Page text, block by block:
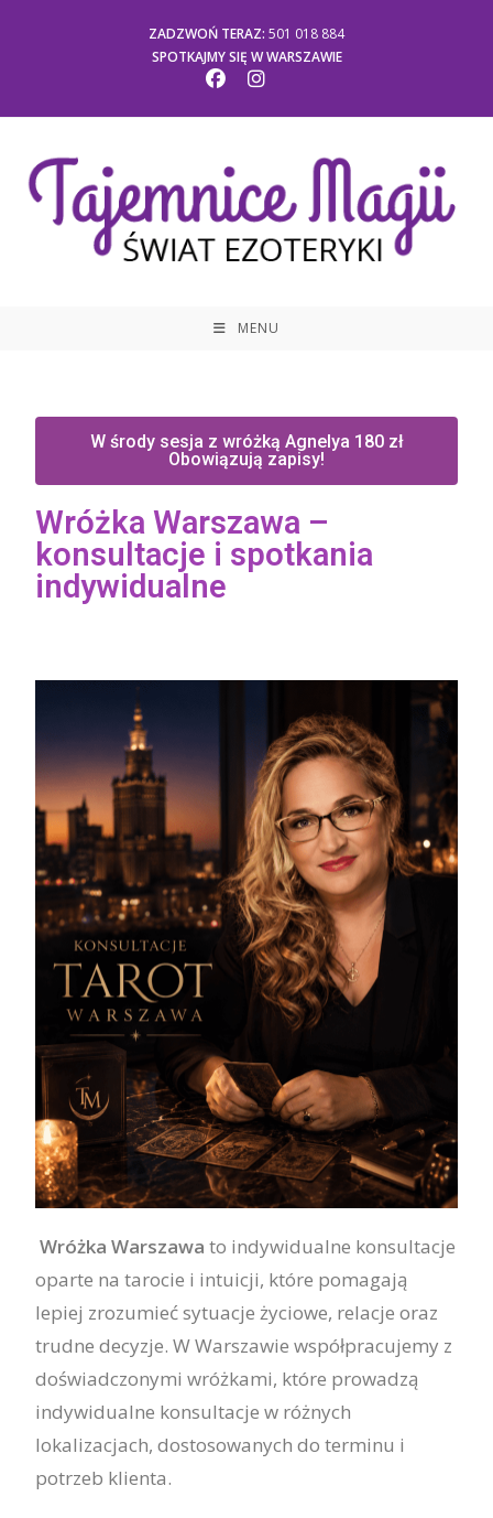
ZADZWOŃ TERAZ: 501 018 884
SPOTKAJMY SIĘ W WARSZAWIE
MENU
W środy sesja z wróżką Agnelya 180 zł
Obowiązują zapisy!
Wróżka Warszawa –
konsultacje i spotkania
indywidualne
Wróżka Warszawa to indywidualne konsultacje
oparte na tarocie i intuicji, które pomagają
lepiej zrozumieć sytuacje życiowe, relacje oraz
trudne decyzje. W Warszawie współpracujemy z
doświadczonymi wróżkami, które prowadzą
indywidualne konsultacje w różnych
lokalizacjach, dostosowanych do terminu i
potrzeb klienta.